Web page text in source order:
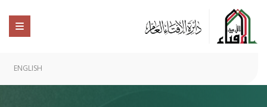
ENGLISH